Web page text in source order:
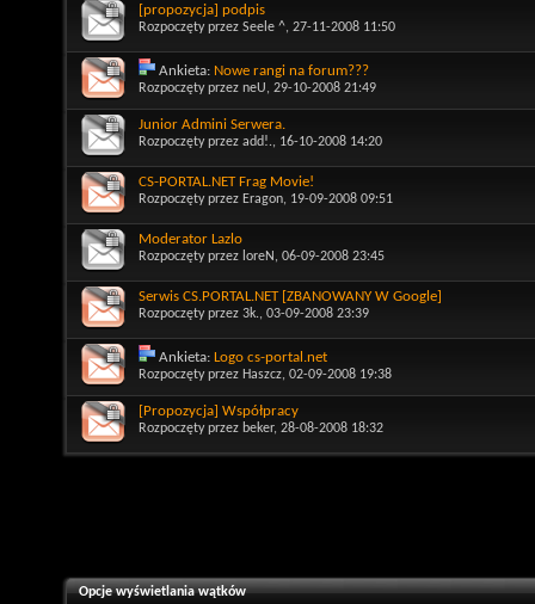
[propozycja] podpis
Rozpoczęty przez Seele ^, 27-11-2008 11:50
Ankieta: Nowe rangi na forum???
Rozpoczęty przez neU, 29-10-2008 21:49
Junior Admini Serwera.
Rozpoczęty przez add!., 16-10-2008 14:20
CS-PORTAL.NET Frag Movie!
Rozpoczęty przez Eragon, 19-09-2008 09:51
Moderator Lazlo
Rozpoczęty przez loreN , 06-09-2008 23:45
Serwis CS.PORTAL.NET [ZBANOWANY W Google]
Rozpoczęty przez 3k., 03-09-2008 23:39
Ankieta: Logo cs-portal.net
Rozpoczęty przez Haszcz, 02-09-2008 19:38
[Propozycja] Współpracy
Rozpoczęty przez beker, 28-08-2008 18:32
Opcje wyświetlania wątków